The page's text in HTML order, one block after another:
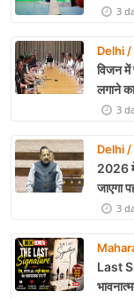
3
Delhi
विजन में
लगाने का
3
Delhi
2026
जाएगा
3
Last